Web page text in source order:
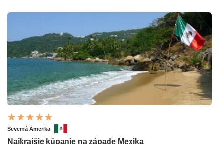
Severná Amerika
Najkrajšie kúpanie na západe Mexika